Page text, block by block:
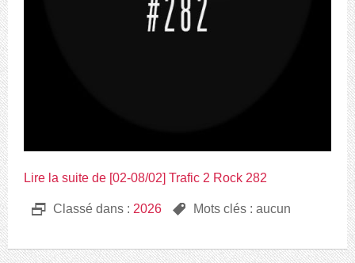
Lire la suite de [02-08/02] Trafic 2 Rock 282
D Classé dans : 2026 , Mots clés : aucun